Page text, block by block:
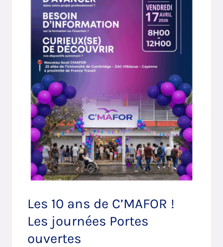
Les 10 ans de C’MAFOR !
Les journées Portes
ouvertes
journées
Portes
ouvertes